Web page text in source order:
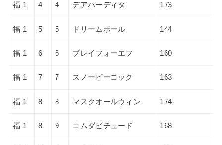
福 1 4 4 デアパーディタ 173
福 1 5 5 ドリームボール 144
福 1 6 6 プレイフォーエフ 160
福 1 7 7 スノーピーコック 163
福 1 8 8 マスクオールウィン 174
福 1 8 9 コムダビチュード 168